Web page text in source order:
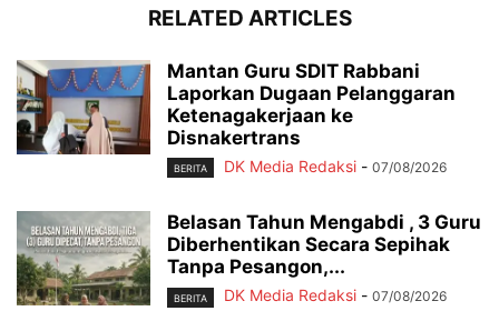
RELATED ARTICLES
Mantan Guru SDIT Rabbani
Laporkan Dugaan Pelanggaran
Ketenagakerjaan ke
Disnakertrans
BERITA DK Media Redaksi - 07/08/2026
Belasan Tahun Mengabdi , 3 Guru
Diberhentikan Secara Sepihak
Tanpa Pesangon,...
BERITA DK Media Redaksi - 07/08/2026